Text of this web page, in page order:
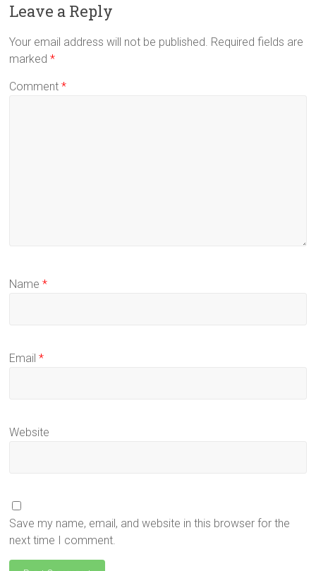
Leave a Reply
Your email address will not be published. Required fields are
marked*
Comment*
Name*
Email*
Website
Save my name, email, and website in this browser for the
next time I comment.